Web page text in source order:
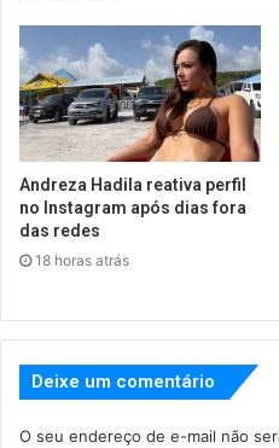
Andreza Hadila reativa perfil
no Instagram após dias fora
das redes
18 horas atrás
Deixe um comentário
O seu endereço de e-mail não